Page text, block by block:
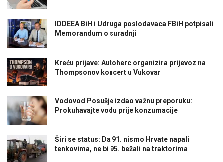
IDDEEA BiH i Udruga poslodavaca FBiH potpisali
Memorandum o suradnji
Kreću prijave: Autoherc organizira prijevoz na
Thompsonov koncert u Vukovar
Vodovod Posušje izdao važnu preporuku:
Prokuhavajte vodu prije konzumacije
Širi se status: Da 91. nismo Hrvate napali
tenkovima, ne bi 95. bežali na traktorima